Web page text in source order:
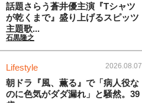
話題さらう蒼井優主演『Tシャツ
が乾くまで』盛り上げるスピッツ
主題歌...
石黒隆之
Lifestyle 2026.08.07
朝ドラ『風、薫る』で「病人役な
のに色気がダダ漏れ」と騒然。39